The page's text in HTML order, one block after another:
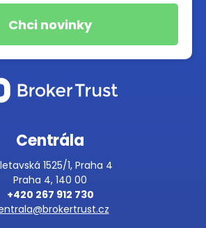
Centrála
1525/1, Praha 4
Praha 4, 140 00
+420 267 912 730